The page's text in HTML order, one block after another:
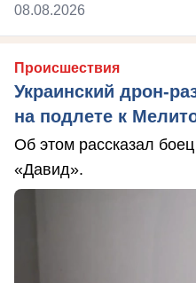
08.08.2026
Происшествия
Украинский дрон-
на подлете к
Об этом рассказал
«Давид».